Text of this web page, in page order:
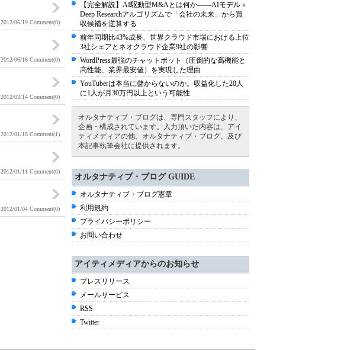
2012/06/19 Comment(0)
2012/06/16 Comment(0)
2012/03/14 Comment(0)
2012/01/18 Comment(1)
2012/01/11 Comment(0)
2012/01/04 Comment(0)
【完全解説】AI駆動型M&Aとは何か――AIモデル＋
Deep Researchアルゴリズムで「会社の未来」から買
収候補を逆算する
前年同期比43%成長、世界クラウド市場における上位
3社シェアとネオクラウド企業9社の影響
WordPress最強のチャットボット（圧倒的な高機能と
高性能、業界最安値）を実現した理由
YouTuberは本当に儲からないのか。収益化した20人
に1人が月30万円以上という可能性
オルタナティブ・ブログは、専門スタッフにより、
企画・構成されています。入力頂いた内容は、アイ
ティメディアの他、オルタナティブ・ブログ、及び
本記事執筆会社に提供されます。
オルタナティブ・ブログ GUIDE
オルタナティブ・ブログ憲章
利用規約
プライバシーポリシー
お問い合わせ
アイティメディアからのお知らせ
プレスリリース
メールサービス
RSS
Twitter